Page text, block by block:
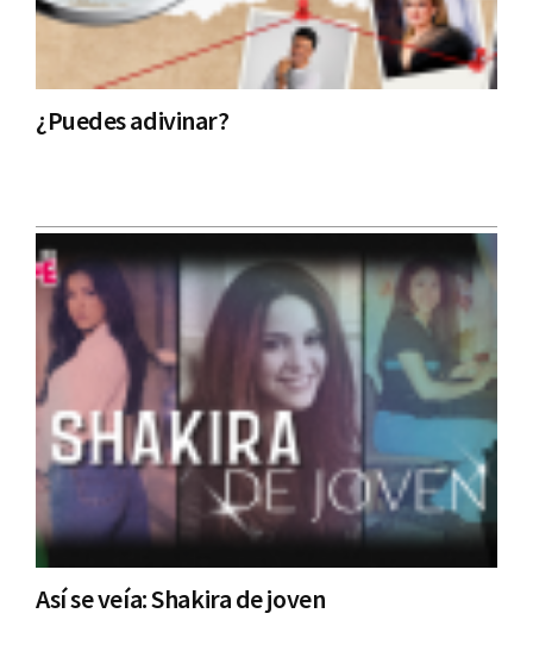
¿Puedes adivinar?
Así se veía: Shakira de joven